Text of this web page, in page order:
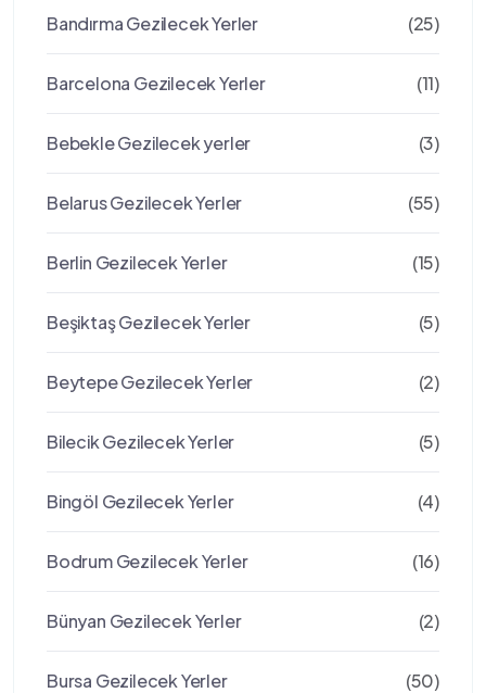
Bandırma Gezilecek Yerler (25)
Barcelona Gezilecek Yerler (11)
Bebekle Gezilecek yerler (3)
Belarus Gezilecek Yerler (55)
Berlin Gezilecek Yerler (15)
Beşiktaş Gezilecek Yerler (5)
Beytepe Gezilecek Yerler (2)
Bilecik Gezilecek Yerler (5)
Bingöl Gezilecek Yerler (4)
Bodrum Gezilecek Yerler (16)
Bünyan Gezilecek Yerler (2)
Bursa Gezilecek Yerler (50)